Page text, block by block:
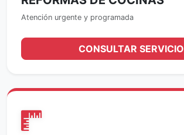
Atención urgente y programada
CONSULTAR SERVICIO